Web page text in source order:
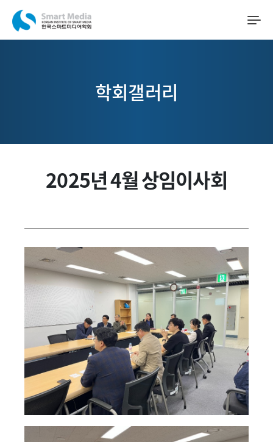
학회갤러리
2025년 4월 상임이사회